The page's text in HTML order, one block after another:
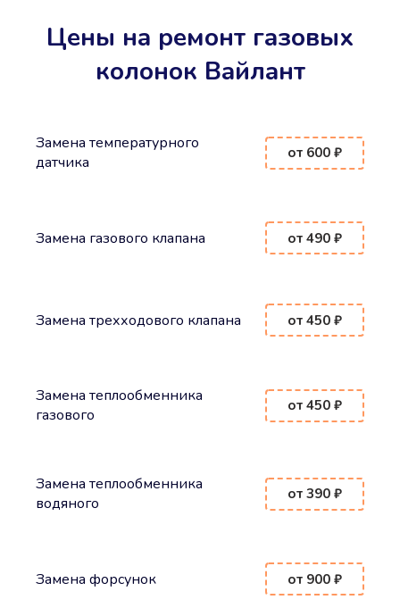
Цены на ремонт газовых
колонок Вайлант
Замена температурного
датчика
от 600 ₽
Замена газового клапана от 490 ₽
Замена трехходового клапана от 450 ₽
Замена теплообменника
газового
от 450 ₽
Замена теплообменника
водяного
от 390 ₽
Замена форсунок от 900 ₽